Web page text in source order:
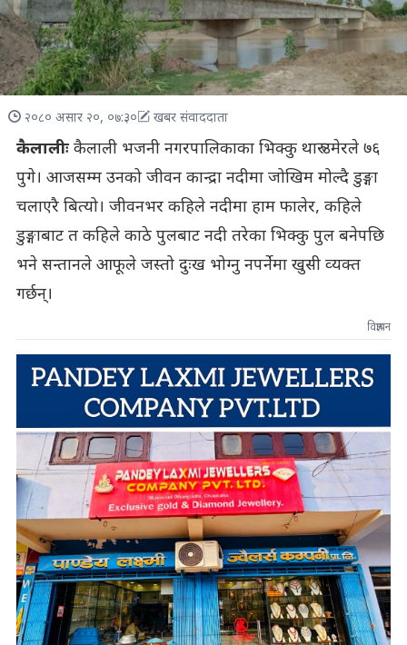
२०८० असार २०, ०७:३० खबर संवाददाता
कैलालीःकैलाली भजनी नगरपालिकाका भिक्कु थारु उमेरले ७६
पुगे। आजसम्म उनको जीवन कान्द्रा नदीमा जोखिम मोल्दै डुङ्गा
चलाएरै बित्यो। जीवनभर कहिले नदीमा हाम फालेर, कहिले
डुङ्गाबाट त कहिले काठे पुलबाट नदी तरेका भिक्कु पुल बनेपछि
भने सन्तानले आफूले जस्तो दुःख भोग्नु नपर्नेमा खुसी व्‍यक्त
गर्छन्।
विज्ञापन